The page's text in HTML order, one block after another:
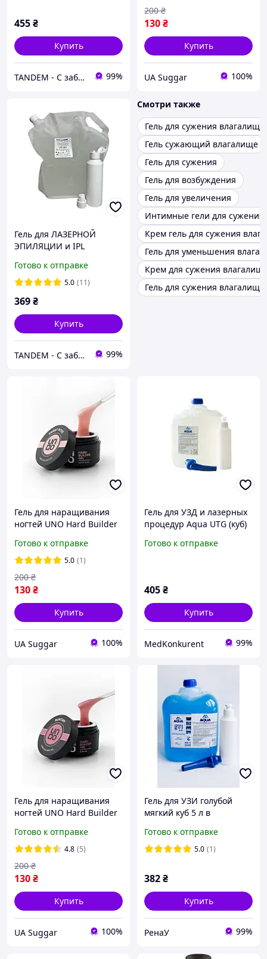
455₴
Купить
TANDEM - С заботой о Вас и ваших клиентах 99%
130₴
200 ₴
Купить
UA Suggar 100%
Гель для ЛАЗЕРНОЙ
ЭПИЛЯЦИИ и IPL
высокой вязкости пакет
standart pack
Готово к отправке
5.0 (11)
369₴
Купить
TANDEM - С заботой о Вас и ваших клиентах 99%
Смотри также
Гель для сужения влагалища
Гель сужающий влагалище
Гель для сужения
Гель для возбуждения
Гель для увеличения
Интимные гели для сужения
Крем гель для сужения
Гель для уменьшения
Крем для сужения
Гель для сужения
Гель для наращивания
ногтей UNO Hard Builder
укрепления и
выравнивания
Готово к отправке
5.0 (1)
130₴
200 ₴
Купить
UA Suggar 100%
Гель для УЗД и лазерных
процедур Aqua UTG (куб)
Готово к отправке
405₴
Купить
MedKonkurent 99%
Гель для наращивания
ногтей UNO Hard Builder
укрепления и
выравнивания
Готово к отправке
4.8 (5)
130₴
200 ₴
Купить
UA Suggar 100%
Гель для УЗИ голубой
мягкий куб 5 л в
дозатором и бутылкой
250 мл
Готово к отправке
5.0 (1)
382₴
Купить
РенаУ 99%